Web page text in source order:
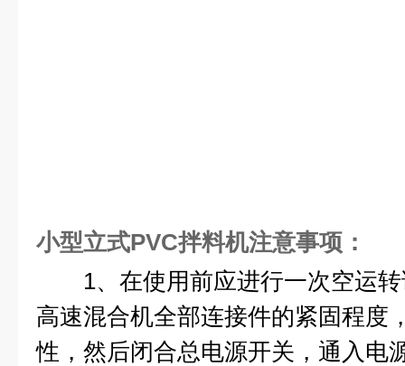
小型立式PVC拌料机注意事项：
1、在使用前应进行一次空运转
高速混合机全部连接件的紧固程度
性，然后闭合总电源开关，通入电